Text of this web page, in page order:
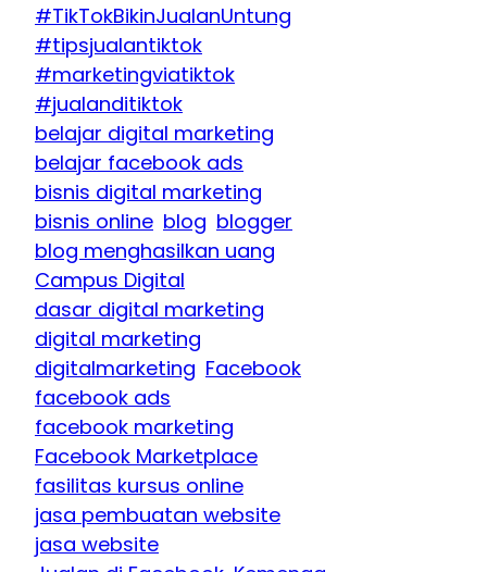
#TikTokBikinJualanUntung
#tipsjualantiktok
#marketingviatiktok
#jualanditiktok
belajar digital marketing
belajar facebook ads
bisnis digital marketing
bisnis online blog blogger
blog menghasilkan uang
Campus Digital
dasar digital marketing
digital marketing
digitalmarketing Facebook
facebook ads
facebook marketing
Facebook Marketplace
fasilitas kursus online
jasa pembuatan website
jasa website